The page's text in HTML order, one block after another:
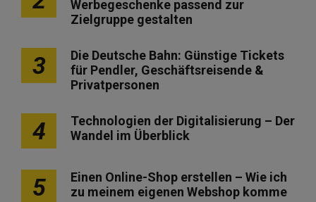
Werbegeschenke passend zur
Zielgruppe gestalten
3
Die Deutsche Bahn: Günstige Tickets
für Pendler, Geschäftsreisende &
Privatpersonen
4
Technologien der Digitalisierung – Der
Wandel im Überblick
5
Einen Online-Shop erstellen – Wie ich
zu meinem eigenen Webshop komme